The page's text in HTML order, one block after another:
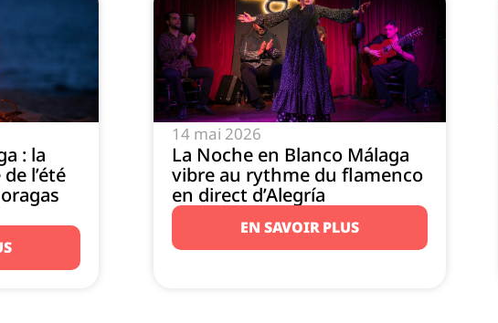
: la
l’été
14 mai 2026
La Noche en Blanco Málaga
vibre au rythme du flamenco
en direct d’Alegría
EN SAVOIR PLUS